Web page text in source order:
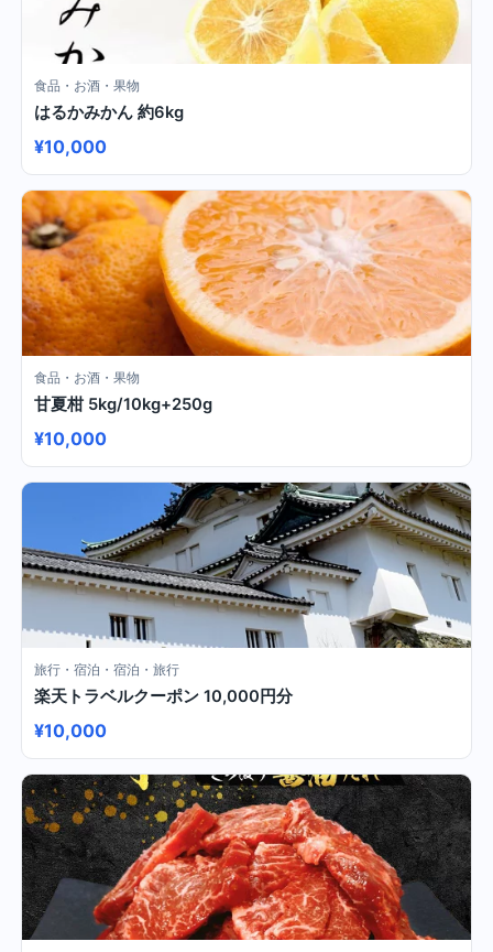
食品・お酒・果物
はるかみかん 約6kg
¥10,000
食品・お酒・果物
甘夏柑 5kg/10kg+250g
¥10,000
旅行・宿泊・宿泊・旅行
楽天トラベルクーポン 10,000円分
¥10,000